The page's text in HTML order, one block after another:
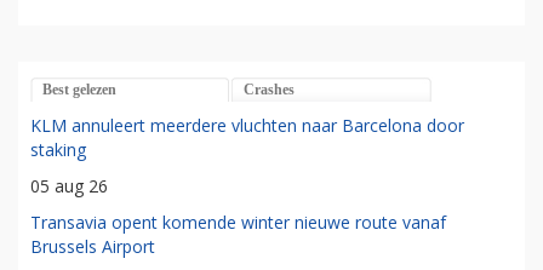
Best gelezen Crashes
KLM annuleert meerdere vluchten naar Barcelona door
staking
05 aug 26
Transavia opent komende winter nieuwe route vanaf
Brussels Airport